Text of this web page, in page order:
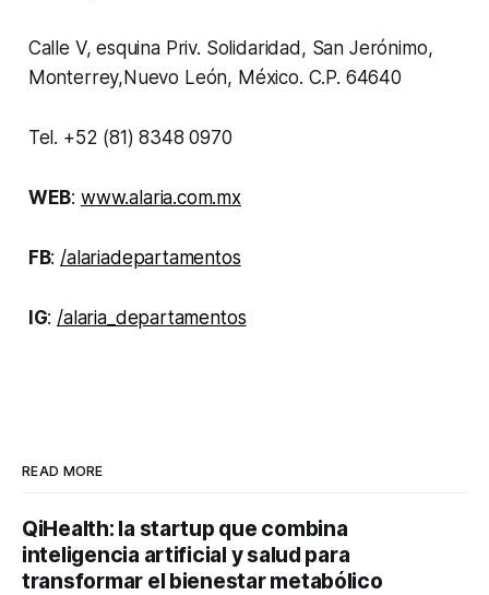
Calle V, esquina Priv. Solidaridad, San Jerónimo,
Monterrey,Nuevo León, México. C.P. 64640
Tel. +52 (81) 8348 0970
WEB: www.alaria.com.mx
FB: /alariadepartamentos
IG: /alaria_departamentos
READ MORE
QiHealth: la startup que combina
inteligencia artificial y salud para
transformar el bienestar metabólico